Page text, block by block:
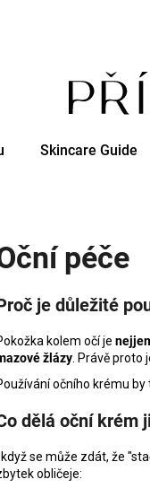
Skincare Guide
péče
je důležité
kolem očí je
žlázy . Právě proto
očního krému by
dělá oční krém
když se může zdát, že
obličeje:
Co